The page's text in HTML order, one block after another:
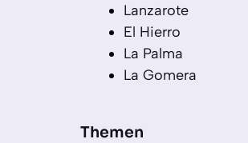
Lanzarote
El Hierro
La Palma
La Gomera
Themen